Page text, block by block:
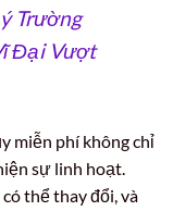
Trường
Đại Vượt
miễn phí không chỉ
sự linh hoạt.
thể thay đổi, và